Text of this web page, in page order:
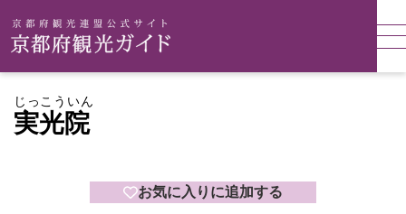
実光院
じっこういん
お気に入りに追加する